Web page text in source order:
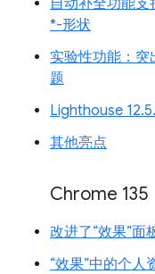
*-形状
实验性功能：
题
Lighthouse
其他亮点
Chrome 135
改进了“效果”面
“效果”中的个